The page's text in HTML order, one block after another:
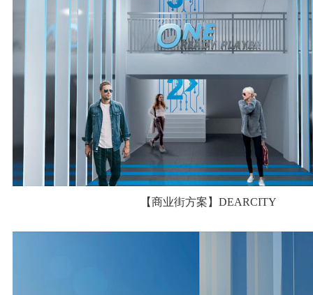
【商业街方案】DEARCITY